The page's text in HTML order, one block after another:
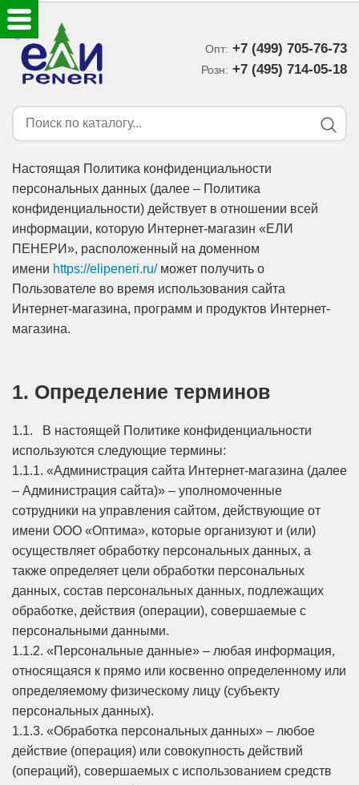
Опт: +7 (499) 705-76-73
Розн: +7 (495) 714-05-18‬
Настоящая Политика конфиденциальности
персональных данных (далее – Политика
конфиденциальности) действует в отношении всей
информации, которую Интернет-магазин «ЕЛИ
ПЕНЕРИ», расположенный на доменном
имени https://elipeneri.ru/может получить о
Пользователе во время использования сайта
Интернет-магазина, программ и продуктов Интернет-
магазина.
1. Определение терминов
1.1. В настоящей Политике конфиденциальности
используются следующие термины:
1.1.1. «Администрация сайта Интернет-магазина (далее
– Администрация сайта)» – уполномоченные
сотрудники на управления сайтом, действующие от
имени ООО «Оптима», которые организуют и (или)
осуществляет обработку персональных данных, а
также определяет цели обработки персональных
данных, состав персональных данных, подлежащих
обработке, действия (операции), совершаемые с
персональными данными.
1.1.2. «Персональные данные» – любая информация,
относящаяся к прямо или косвенно определенному или
определяемому физическому лицу (субъекту
персональных данных).
1.1.3. «Обработка персональных данных» – любое
действие (операция) или совокупность действий
(операций), совершаемых с использованием средств
ЕЛКИ ИСКУССТВЕННЫЕ
ЕЛОЧНЫЕ УКРАШЕНИЯ
НОВОГОДНИЙ ДЕКОР
ДОСТАВКА В РЕГИОНЫ
ДОСТАВКА
ОПЛАТА
О КОМПАНИИ
ПАРТНЕРАМ
КОНТАКТЫ
СЕРТИФИКАТЫ
ВАКАНСИИ